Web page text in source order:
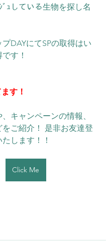
ﾞｭしている生物を探し名
DAYにてSPの取得はい
す！
す！
キャンペーンの情報、
ご紹介！ 是非お友達登
します！！
Click Me